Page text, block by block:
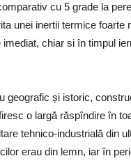
cu 5 grade la
unei inertii termice foarte
chiar si în timpul
geografic și istoric,
o largă răspîndire în
tehnico-industrială din
erau din lemn, iar în